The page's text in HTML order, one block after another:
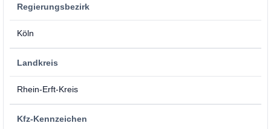
Regierungsbezirk
Köln
Landkreis
Rhein-Erft-Kreis
Kfz-Kennzeichen